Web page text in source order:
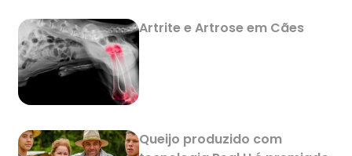
Artrite e Artrose em Cães
Queijo produzido com